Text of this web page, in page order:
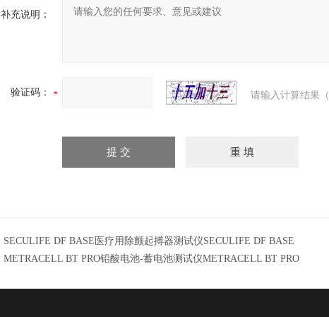
补充说明：
验证码： 请输入计算结果
SECULIFE DF BASE医疗用除颤起搏器测试仪SECULIFE DF BASE
METRACELL BT PRO铅酸电池-蓄电池测试仪METRACELL BT PRO